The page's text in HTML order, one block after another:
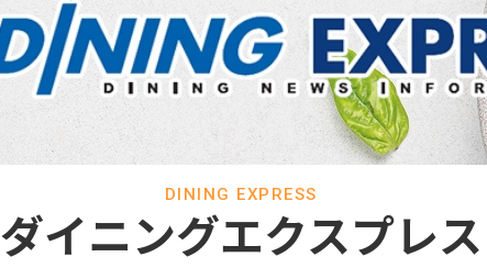
ダイニングエクスプレス
DINING EXPRESS